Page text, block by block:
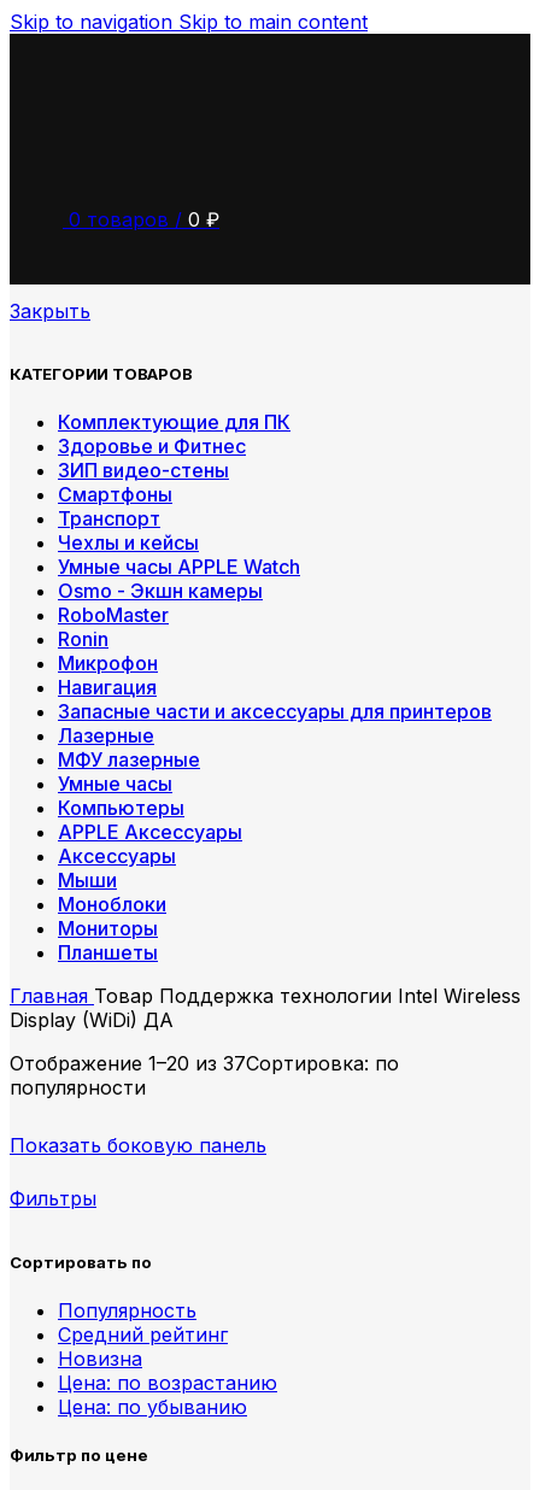
Skip to navigation Skip to main content
0 товаров / 0 ₽
Закрыть
КАТЕГОРИИ ТОВАРОВ
Комплектующие для ПК
Здоровье и Фитнес
ЗИП видео-стены
Смартфоны
Транспорт
Чехлы и кейсы
Умные часы APPLE Watch
Osmo - Экшн камеры
RoboMaster
Ronin
Микрофон
Навигация
Запасные части и аксессуары для принтеров
Лазерные
МФУ лазерные
Умные часы
Компьютеры
APPLE Аксессуары
Аксессуары
Мыши
Моноблоки
Мониторы
Планшеты
Главная Товар Поддержка технологии Intel Wireless
Display (WiDi) ДА
Отображение 1–20 из 37Сортировка: по
популярности
Показать боковую панель
Фильтры
Сортировать по
Популярность
Средний рейтинг
Новизна
Цена: по возрастанию
Цена: по убыванию
Фильтр по цене